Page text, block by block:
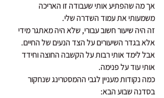
אך מה שהפתיע אותי שעבודה זו האריכה
משמעותי את עמוד השדרה שלי.
זה היה שיעור חשוב עבורי, שלא היה מאתגר מידי
אלא בגדר השיעורים על הצד הנעים של החיים.
אבל לימד אותי רבות על הקשבה החוצה וחידד
אותי עוד על פנימה.
כמה נקודות מעניין לגבי ההמסטרינג שנחקור
בסדנה שבוע הבא: